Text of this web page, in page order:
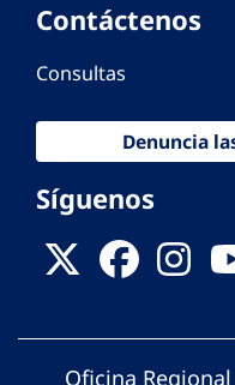
Contáctenos
Consultas
Denuncia
Síguenos
Oficina